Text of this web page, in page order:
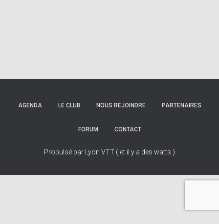
AGENDA LE CLUB NOUS REJOINDRE PARTENAIRES
FORUM CONTACT
Propulsé par Lyon VTT ( et il y a des watts )